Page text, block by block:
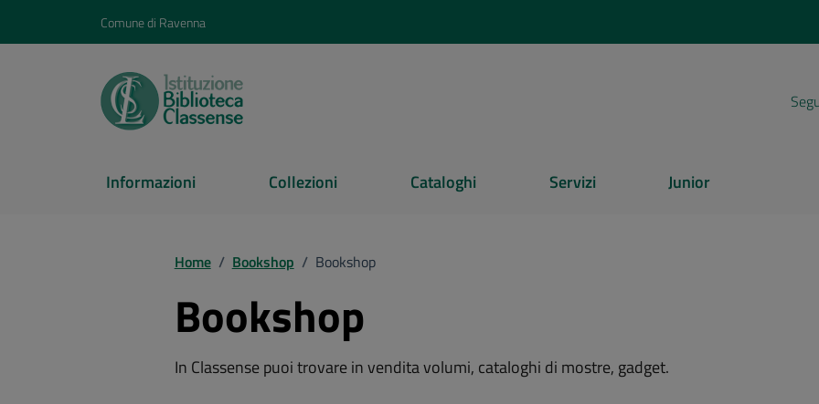
Comune di Ravenna
Informazioni Collezioni Cataloghi Servizi Junior
Home / Bookshop / Bookshop
Bookshop
In Classense puoi trovare in vendita volumi, cataloghi di mostre, gadget.